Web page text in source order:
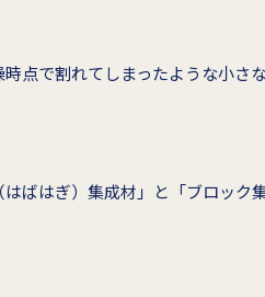
点で割れてしまったような小さ
ばはぎ）集成材」と「ブロック